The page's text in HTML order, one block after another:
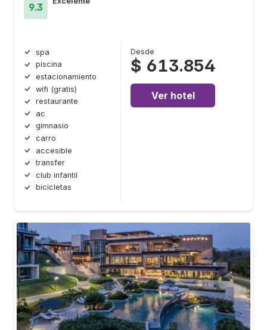
9.3
spa
piscina
estacionamiento
wifi (gratis)
restaurante
ac
gimnasio
carro
accesible
transfer
club infantil
bicicletas
Desde
$ 613.854
Ver hotel